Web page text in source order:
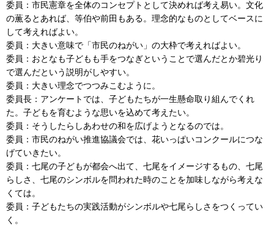
委員：市民憲章を全体のコンセプトとして決めれば考え易い。文化
の薫るとあれば、等伯や前田もある。理念的なものとしてベースに
して考えればよい。
委員：大きい意味で「市民のねがい」の大枠で考えればよい。
委員：おとなも子どもも手をつなぎということで選んだとか碧光り
で選んだという説明がしやすい。
委員：大きい理念でつつみこむように。
委員長：アンケートでは、子どもたちが一生懸命取り組んでくれ
た。子どもを育むような思いを込めて考えたい。
委員：そうしたらしあわせの和を広げようとなるのでは。
委員：市民のねがい推進協議会では、花いっぱいコンクールにつな
げていきたい。
委員：七尾の子どもが都会へ出て、七尾をイメージするもの、七尾
らしさ、七尾のシンボルを問われた時のことを加味しながら考えな
くては。
委員：子どもたちの実践活動がシンボルや七尾らしさをつくってい
く。